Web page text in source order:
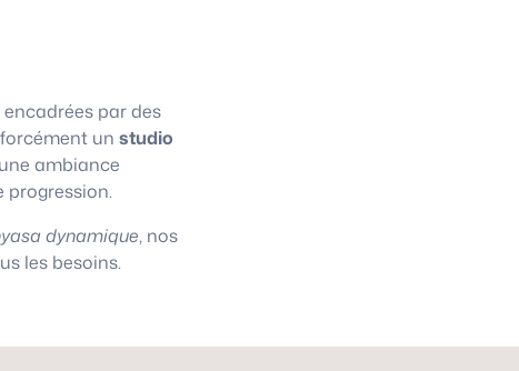
encadrées par des
un studio
ambiance
progression.
dynamique, nos
les besoins.